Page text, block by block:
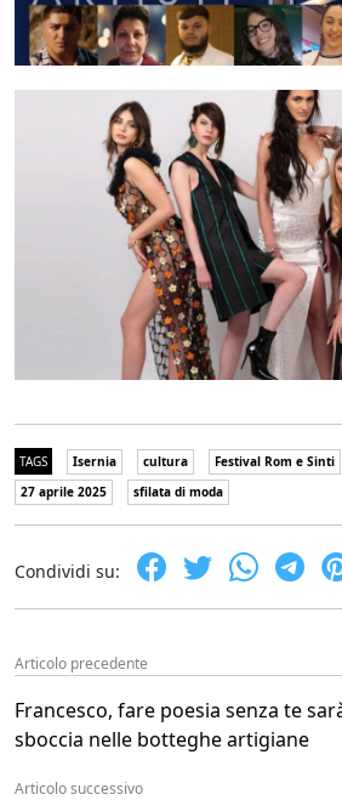
TAGS Isernia cultura Festival Rom e Sinti
27 aprile 2025
sfilata di moda
Condividi su:
Articolo precedente
Francesco, fare poesia senza te
sboccia nelle botteghe artigiane
Articolo successivo